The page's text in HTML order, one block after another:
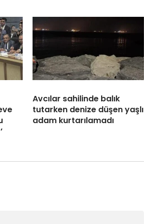
Avcılar sahilinde balık
tutarken denize düşen yaşlı
adam kurtarılamadı